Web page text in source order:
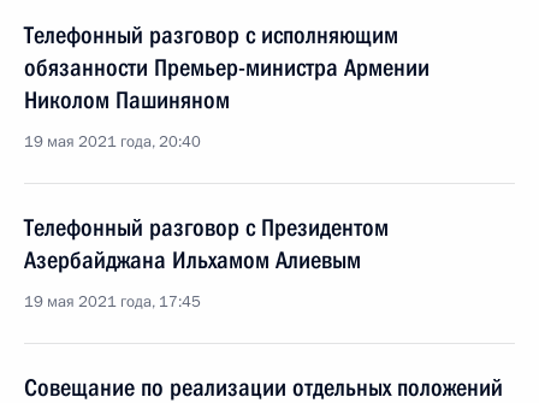
Телефонный разговор с исполняющим
обязанности Премьер-министра Армении
Николом Пашиняном
19 мая 2021 года, 20:40
Телефонный разговор с Президентом
Азербайджана Ильхамом Алиевым
19 мая 2021 года, 17:45
Совещание по реализации отдельных положений